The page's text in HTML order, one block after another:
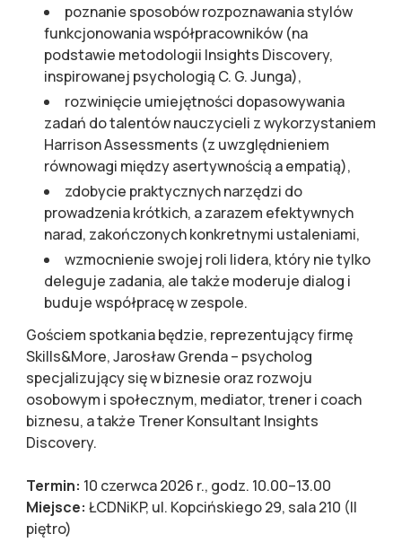
poznanie sposobów rozpoznawania stylów
funkcjonowania współpracowników (na
podstawie metodologii Insights Discovery,
inspirowanej psychologią C. G. Junga),
rozwinięcie umiejętności dopasowywania
zadań do talentów nauczycieli z wykorzystaniem
Harrison Assessments (z uwzględnieniem
równowagi między asertywnością a empatią),
zdobycie praktycznych narzędzi do
prowadzenia krótkich, a zarazem efektywnych
narad, zakończonych konkretnymi ustaleniami,
wzmocnienie swojej roli lidera, który nie tylko
deleguje zadania, ale także moderuje dialog i
buduje współpracę w zespole.
Gościem spotkania będzie, reprezentujący firmę
Skills&More, Jarosław Grenda – psycholog
specjalizujący się w biznesie oraz rozwoju
osobowym i społecznym, mediator, trener i coach
biznesu, a także Trener Konsultant Insights
Discovery.
Termin: 10 czerwca 2026 r., godz. 10.00–13.00
Miejsce: ŁCDNiKP, ul. Kopcińskiego 29, sala 210 (II
piętro)